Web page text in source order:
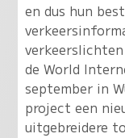
en dus hun
de World
september in
project een
uitgebreidere